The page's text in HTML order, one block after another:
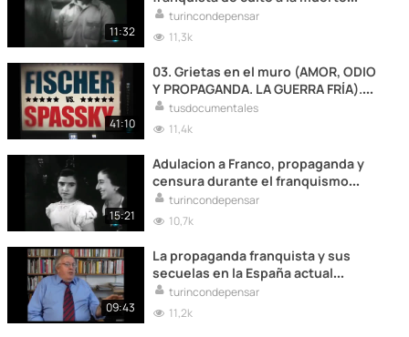
11:32
(Raza, Harka,...)
turincondepensar
11,3k
41:10
03. Grietas en el muro (AMOR, ODIO
Y PROPAGANDA. LA GUERRA FRÍA).
2014tusdocumentales
11,4k
15:21
Adulacion a Franco, propaganda y
censura durante el franquismo
(Raza, NO-DO,...)
turincondepensar
10,7k
09:43
La propaganda franquista y sus
secuelas en la España actual
(supervivencia de actitudes
franquistas)
turincondepensar
11,2k